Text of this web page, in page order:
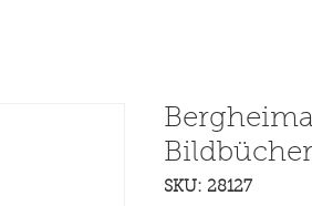
SKU: 28127